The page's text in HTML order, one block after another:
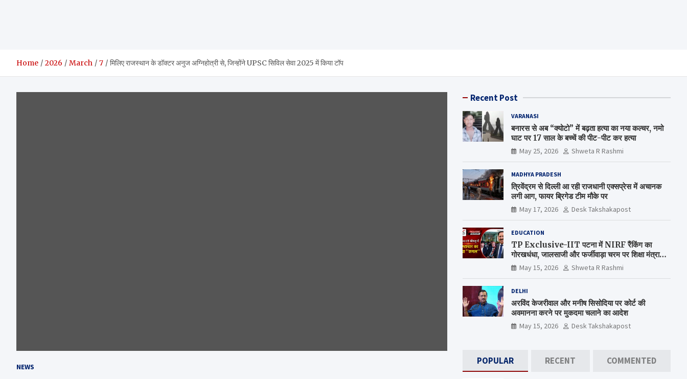
Home 2026 March 7 मिलिए राजस्थान के डॉक्टर अनुज अग्निहोत्री से, जिन्होंने UPSC सिविल सेवा 2025 में किया टॉप
NEWS
Recent Post
VARANASI
बनारस से अब “क्योटो” में बढ़ता हत्या का नया कल्चर, नमो
घाट पर 17 साल के बच्चें की पीट-पीट कर हत्या
May 25, 2026 Shweta R Rashmi
MADHYA PRADESH
त्रिवेंद्रम से दिल्ली आ रही राजधानी एक्सप्रेस में अचानक
लगी आग, फायर ब्रिगेड टीम मौके पर
May 17, 2026 Desk Takshakapost
EDUCATION
TP Exclusive-IIT पटना में NIRF रैंकिंग का
गोरखधंधा, जालसाजी और फर्जीवाड़ा चरम पर शिक्षा मंत्रालय
कब जागेगा ?
May 15, 2026 Shweta R Rashmi
DELHI
अरविंद केजरीवाल और मनीष सिसोदिया पर कोर्ट की
अवमानना करने पर मुकदमा चलाने का आदेश
May 15, 2026 Desk Takshakapost
POPULAR RECENT COMMENTED